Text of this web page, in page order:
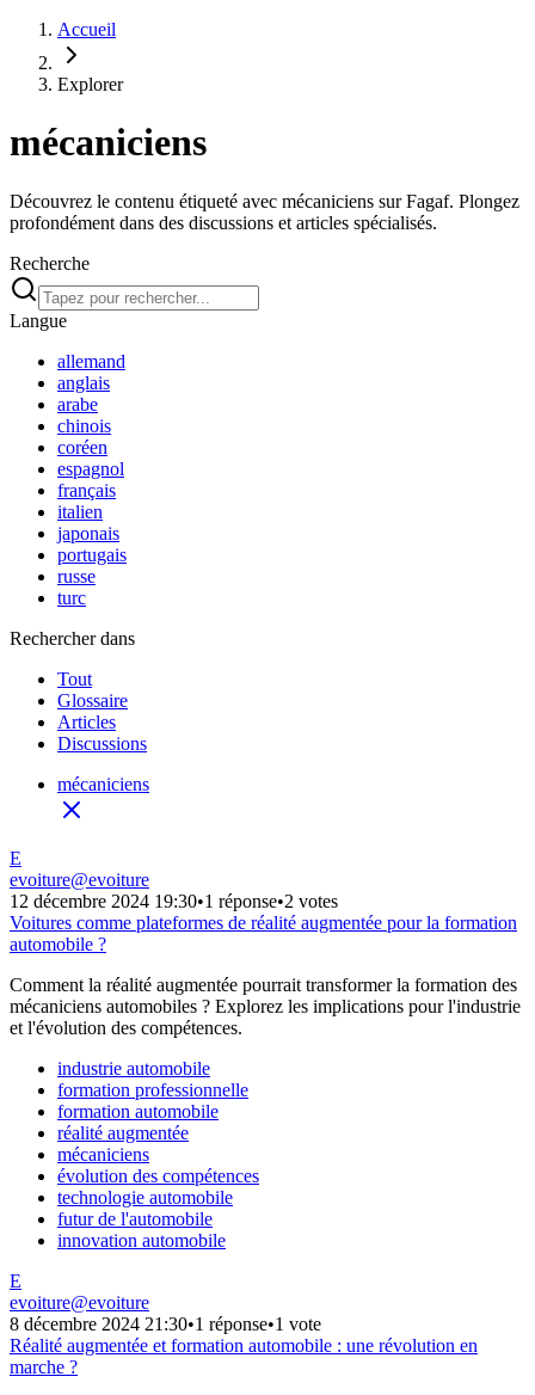
Accueil
Explorer
mécaniciens
Découvrez le contenu étiqueté avec mécaniciens sur Fagaf. Plongez
profondément dans des discussions et articles spécialisés.
Recherche
Langue
allemand
anglais
arabe
chinois
coréen
espagnol
français
italien
japonais
portugais
russe
turc
Rechercher dans
Tout
Glossaire
Articles
Discussions
mécaniciens
E
evoiture@evoiture
12 décembre 2024 19:30•1 réponse•2 votes
Voitures comme plateformes de réalité augmentée pour la formation
automobile ?
Comment la réalité augmentée pourrait transformer la formation des
mécaniciens automobiles ? Explorez les implications pour l'industrie
et l'évolution des compétences.
industrie automobile
formation professionnelle
formation automobile
réalité augmentée
mécaniciens
évolution des compétences
technologie automobile
futur de l'automobile
innovation automobile
E
evoiture@evoiture
8 décembre 2024 21:30•1 réponse•1 vote
Réalité augmentée et formation automobile : une révolution en
marche ?